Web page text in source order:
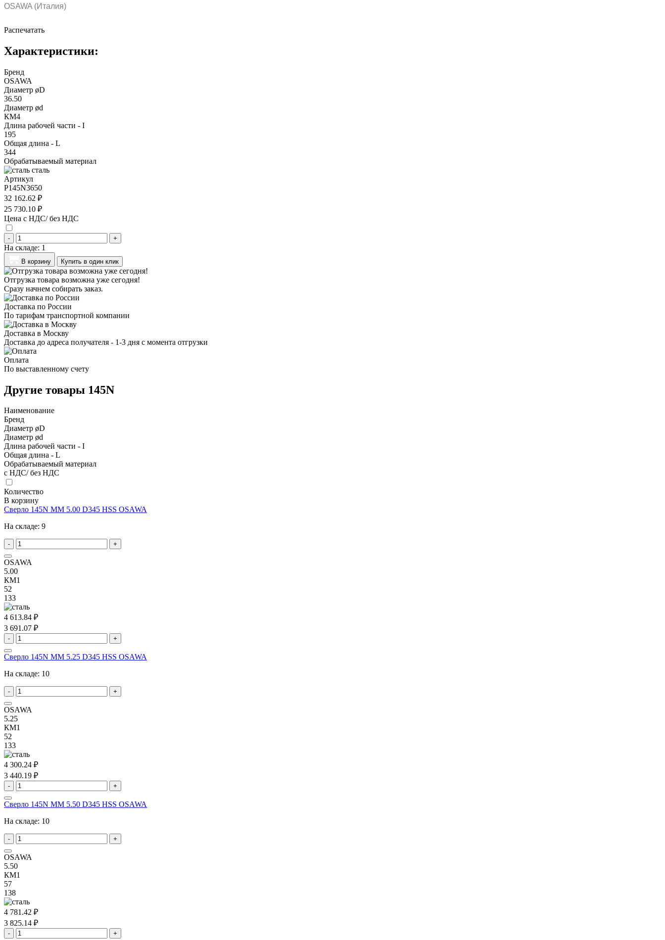
OSAWA (Италия)
Распечатать
Характеристики:
Бренд
OSAWA
Диаметр øD
36.50
Диаметр ød
КМ4
Длина рабочей части - I
195
Общая длина - L
344
Обрабатываемый материал
сталь
Артикул
P145N3650
32 162.62 ₽
25 730.10 ₽
Цена с НДС/ без НДС
- +
На складе: 1
В корзину Купить в один клик
Отгрузка товара возможна уже сегодня!
Сразу начнем собирать заказ.
Доставка по России
По тарифам транспортной компании
Доставка в Москву
Доставка до адреса получателя - 1-3 дня с момента отгрузки
Оплата
По выставленному счету
Другие товары 145N
Наименование
Бренд
Диаметр øD
Диаметр ød
Длина рабочей части - I
Общая длина - L
Обрабатываемый материал
с НДС/ без НДС
Количество
В корзину
Сверло 145N MM 5.00 D345 HSS OSAWA
На складе: 9
- +
OSAWA
5.00
КМ1
52
133
4 613.84 ₽
3 691.07 ₽
- +
Сверло 145N MM 5.25 D345 HSS OSAWA
На складе: 10
- +
OSAWA
5.25
КМ1
52
133
4 300.24 ₽
3 440.19 ₽
- +
Сверло 145N MM 5.50 D345 HSS OSAWA
На складе: 10
- +
OSAWA
5.50
КМ1
57
138
4 781.42 ₽
3 825.14 ₽
- +